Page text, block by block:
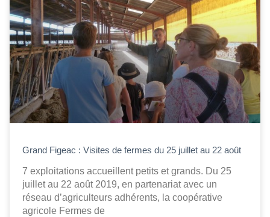
Grand Figeac : Visites de fermes du 25 juillet au 22 août
7 exploitations accueillent petits et grands. Du 25
juillet au 22 août 2019, en partenariat avec un
réseau d’agriculteurs adhérents, la coopérative
agricole Fermes de